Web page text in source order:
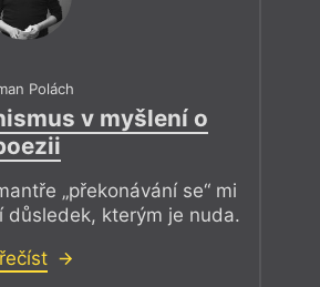
Polách
v myšlení o
„překonávání se“ mi
důsledek, kterým je nuda.